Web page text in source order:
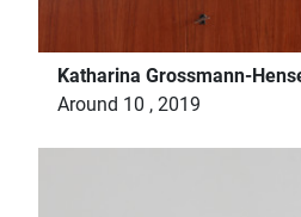
Katharina Grossmann-
Around 10 , 2019